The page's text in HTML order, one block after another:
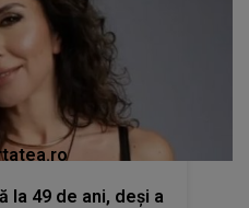
la 49 de ani, deși a